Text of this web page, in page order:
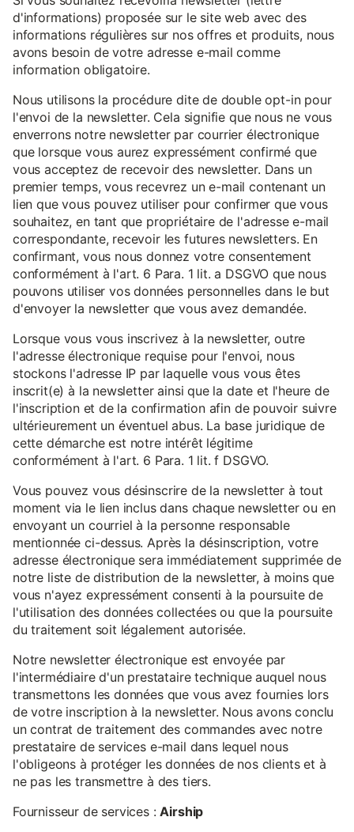
d'informations) proposée sur le site web avec des
informations régulières sur nos offres et produits, nous
avons besoin de votre adresse e-mail comme
information obligatoire.
Nous utilisons la procédure dite de double opt-in pour
l'envoi de la newsletter. Cela signifie que nous ne vous
enverrons notre newsletter par courrier électronique
que lorsque vous aurez expressément confirmé que
vous acceptez de recevoir des newsletter. Dans un
premier temps, vous recevrez un e-mail contenant un
lien que vous pouvez utiliser pour confirmer que vous
souhaitez, en tant que propriétaire de l'adresse e-mail
correspondante, recevoir les futures newsletters. En
confirmant, vous nous donnez votre consentement
conformément à l'art. 6 Para. 1 lit. a DSGVO que nous
pouvons utiliser vos données personnelles dans le but
d'envoyer la newsletter que vous avez demandée.
Lorsque vous vous inscrivez à la newsletter, outre
l'adresse électronique requise pour l'envoi, nous
stockons l'adresse IP par laquelle vous vous êtes
inscrit(e) à la newsletter ainsi que la date et l'heure de
l'inscription et de la confirmation afin de pouvoir suivre
ultérieurement un éventuel abus. La base juridique de
cette démarche est notre intérêt légitime
conformément à l'art. 6 Para. 1 lit. f DSGVO.
Vous pouvez vous désinscrire de la newsletter à tout
moment via le lien inclus dans chaque newsletter ou en
envoyant un courriel à la personne responsable
mentionnée ci-dessus. Après la désinscription, votre
adresse électronique sera immédiatement supprimée de
notre liste de distribution de la newsletter, à moins que
vous n'ayez expressément consenti à la poursuite de
l'utilisation des données collectées ou que la poursuite
du traitement soit légalement autorisée.
Notre newsletter électronique est envoyée par
l'intermédiaire d'un prestataire technique auquel nous
transmettons les données que vous avez fournies lors
de votre inscription à la newsletter. Nous avons conclu
un contrat de traitement des commandes avec notre
prestataire de services e-mail dans lequel nous
l'obligeons à protéger les données de nos clients et à
ne pas les transmettre à des tiers.
Fournisseur de services :Airship